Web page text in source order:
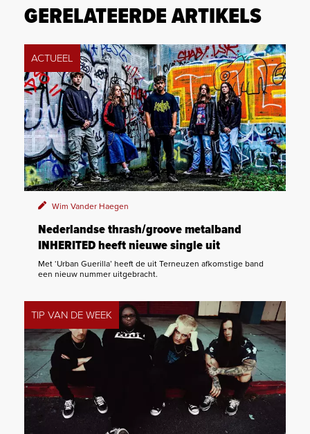
GERELATEERDE ARTIKELS
ACTUEEL
Wim Vander Haegen
Nederlandse thrash/groove metalband
INHERITED heeft nieuwe single uit
Met ‘Urban Guerilla’ heeft de uit Terneuzen afkomstige band
een nieuw nummer uitgebracht.
TIP VAN DE WEEK